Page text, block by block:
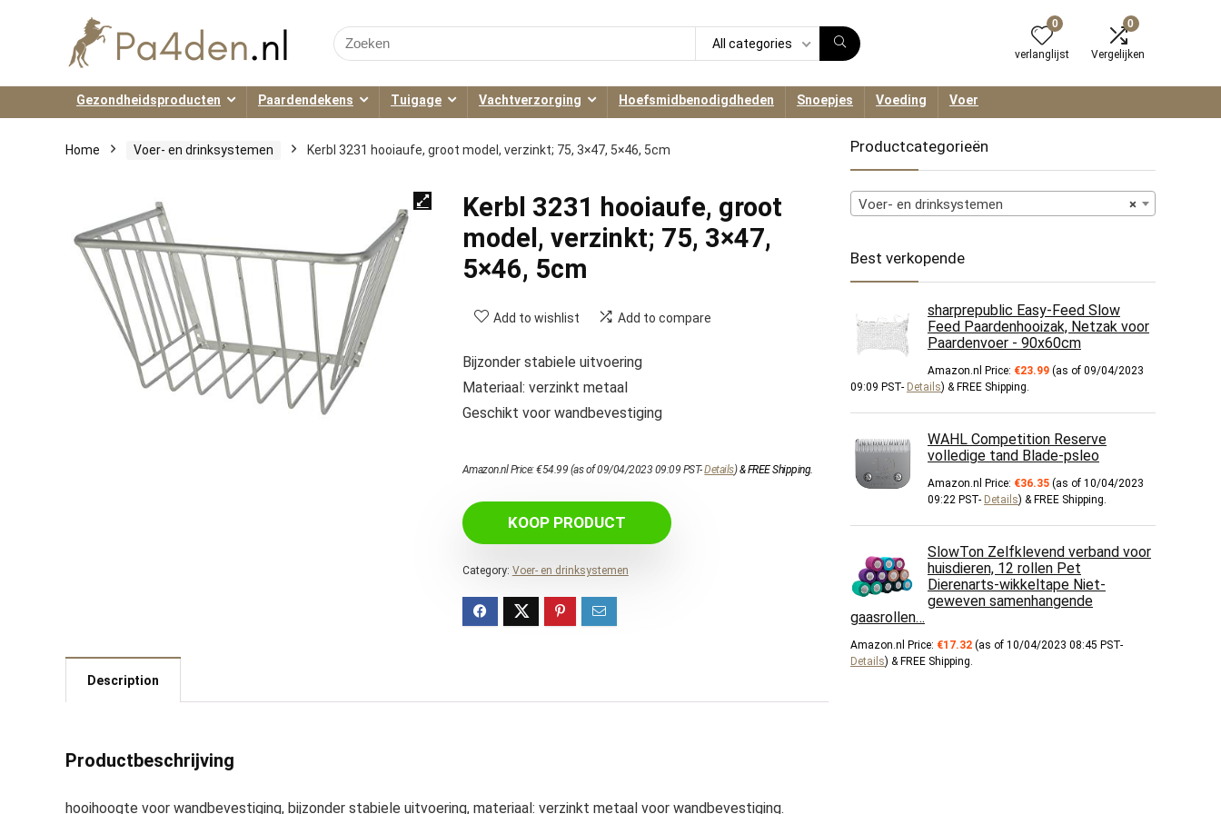
Search
for:
All categories
0
verlanglijst
0
Vergelijken
Gezondheidsproducten Paardendekens Tuigage Vachtverzorging Hoefsmidbenodigdheden Snoepjes Voeding Voer
Home Voer- en drinksystemen Kerbl 3231 hooiaufe, groot model, verzinkt; 75, 3×47, 5×46, 5cm
Kerbl 3231 hooiaufe, groot
model, verzinkt; 75, 3×47,
5×46, 5cm
Add to wishlist Add to compare
Bijzonder stabiele uitvoering
Materiaal: verzinkt metaal
Geschikt voor wandbevestiging
Amazon.nl Price:€54.99 (as of 09/04/2023 09:09 PST-Details)&FREE Shipping.
KOOP PRODUCT
Category: Voer- en drinksystemen
Description
Productbeschrijving
hooihoogte voor wandbevestiging, bijzonder stabiele uitvoering, materiaal: verzinkt metaal voor wandbevestiging.
Productcategorieën
×
Voer- en drinksystemen
Best verkopende
sharprepublic Easy-Feed Slow
Feed Paardenhooizak, Netzak voor
Paardenvoer - 90x60cm
Amazon.nl Price: €23.99 (as of 09/04/2023
09:09 PST- Details) & FREE Shipping.
WAHL Competition Reserve
volledige tand Blade-psleo
Amazon.nl Price: €36.35 (as of 10/04/2023
09:22 PST- Details) & FREE Shipping.
SlowTon Zelfklevend verband voor
huisdieren, 12 rollen Pet
Dierenarts-wikkeltape Niet-
geweven samenhangende
gaasrollen…
Amazon.nl Price: €17.32 (as of 10/04/2023 08:45 PST-
Details) & FREE Shipping.